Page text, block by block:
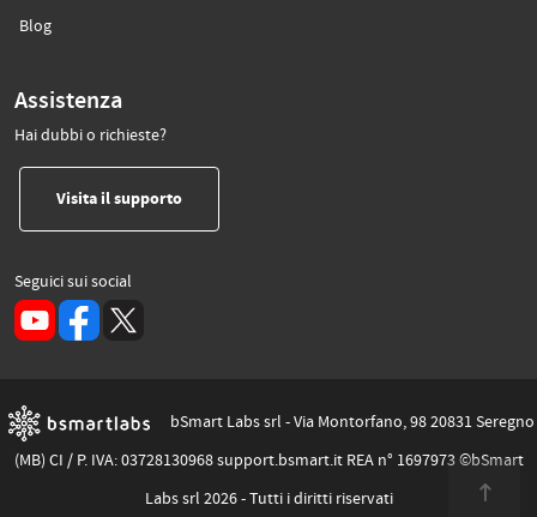
Blog(si apre in un’altra scheda)
Assistenza
Hai dubbi o richieste?
Visita il supporto(si apre in un’altra scheda)
Seguici sui social
(si apre in un’altra scheda)
bSmart Labs srl - Via Montorfano, 98 20831 Seregno
(MB) CI / P. IVA: 03728130968 support.bsmart.it REA n° 1697973 ©bSmart
Labs srl 2026 - Tutti i diritti riservati